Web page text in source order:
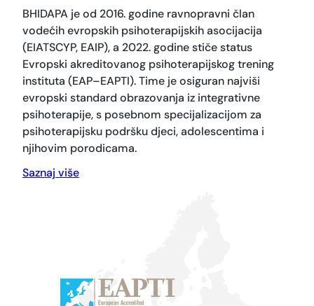
BHIDAPA je od 2016. godine ravnopravni član
vodećih evropskih psihoterapijskih asocijacija
(EIATSCYP, EAIP), a 2022. godine stiče status
Evropski akreditovanog psihoterapijskog trening
instituta (EAP–EAPTI). Time je osiguran najviši
evropski standard obrazovanja iz integrativne
psihoterapije, s posebnom specijalizacijom za
psihoterapijsku podršku djeci, adolescentima i
njihovim porodicama.
Saznaj više